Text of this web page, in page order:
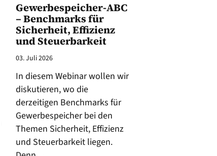
Gewerbespeicher-ABC
– Benchmarks für
Sicherheit, Effizienz
und Steuerbarkeit
03. Juli 2026
In diesem Webinar wollen wir
diskutieren, wo die
derzeitigen Benchmarks für
Gewerbespeicher bei den
Themen Sicherheit, Effizienz
und Steuerbarkeit liegen.